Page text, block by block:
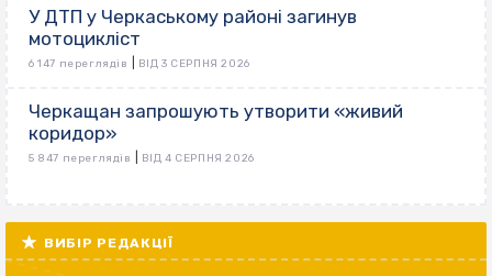
У ДТП у Черкаському районі загинув
мотоцикліст
6 147 переглядів ВІД 3 СЕРПНЯ 2026
Черкащан запрошують утворити «живий
коридор»
5 847 переглядів ВІД 4 СЕРПНЯ 2026
ВИБІР РЕДАКЦІЇ